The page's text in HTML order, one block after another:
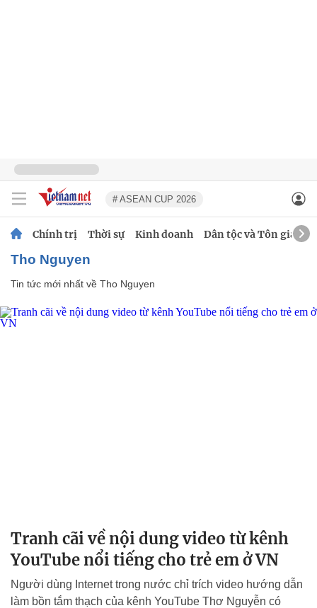
# ASEAN CUP 2026
Chính trị Thời sự Kinh doanh Dân tộc và Tôn giáo
Tho Nguyen
Tin tức mới nhất về Tho Nguyen
Tranh cãi về nội dung video từ kênh
YouTube nổi tiếng cho trẻ em ở VN
Người dùng Internet trong nước chỉ trích video hướng dẫn
làm bồn tắm thạch của kênh YouTube Thơ Nguyễn có